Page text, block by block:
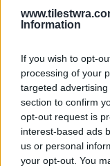
Information
If you wish to opt-
processing of your
targeted
section to confirm
opt-out request is
interest-based ads
us or personal
your opt-out. You
Ο καθηγητής
κυρία Τόλα,
της στέλνει
βάση,